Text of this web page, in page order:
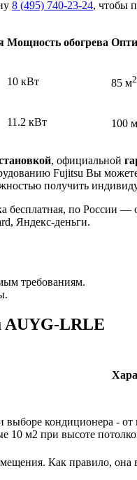
8 (495) 740-23-24, чтобы
Мощность обогрева
10 кВт 85 м2
11.2 кВт 100 м
, официальной
Fujitsu Вы
получить
бесплатная, по России —
Яндекс-деньги.
требованиям.
AUYG-LRLE
выборе кондиционера -
10 м2 при высоте
Как правило, она